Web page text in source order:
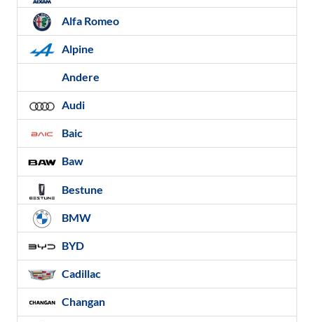
Alfa Romeo
Alpine
Andere
Audi
Baic
Baw
Bestune
BMW
BYD
Cadillac
Changan